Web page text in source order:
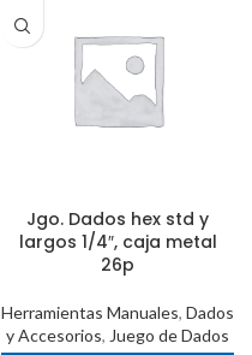
Jgo. Dados hex std y
largos 1/4″, caja metal
26p
Herramientas Manuales, Dados
y Accesorios, Juego de Dados